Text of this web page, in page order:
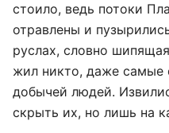
стоило, ведь потоки
отравлены и
руслах, словно
жил никто, даже самые
добычей людей.
скрыть их, но лишь на